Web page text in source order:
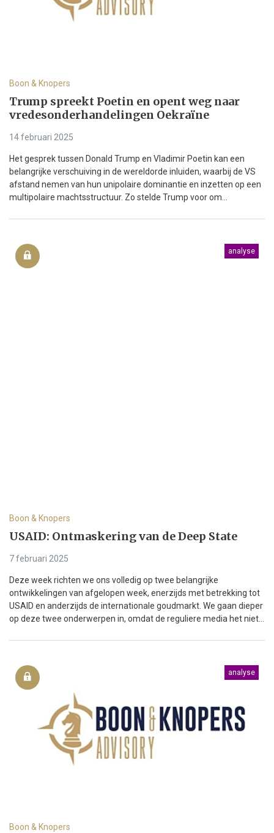
Boon & Knopers
Trump spreekt Poetin en opent weg naar
vredesonderhandelingen Oekraïne
14 februari 2025
Het gesprek tussen Donald Trump en Vladimir Poetin kan een
belangrijke verschuiving in de wereldorde inluiden, waarbij de VS
afstand nemen van hun unipolaire dominantie en inzetten op een
multipolaire machtsstructuur. Zo stelde Trump voor om...
analyse
Boon & Knopers
USAID: Ontmaskering van de Deep State
7 februari 2025
Deze week richten we ons volledig op twee belangrijke
ontwikkelingen van afgelopen week, enerzijds met betrekking tot
USAID en anderzijds de internationale goudmarkt. We gaan dieper
op deze twee onderwerpen in, omdat de reguliere media het niet...
analyse
Boon & Knopers